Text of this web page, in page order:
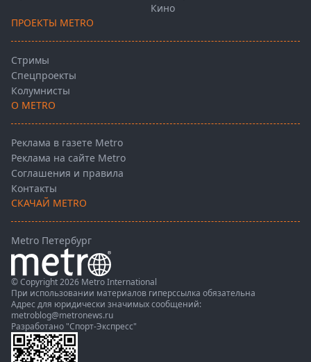
Кино
ПРОЕКТЫ METRO
Стримы
Спецпроекты
Колумнисты
О METRO
Реклама в газете Metro
Реклама на сайте Metro
Соглашения и правила
Контакты
СКАЧАЙ METRO
Metro Петербург
© Copyright 2026 Metro International
При использовании материалов гиперссылка обязательна
Адрес для юридически значимых сообщений:
metroblog@metronews.ru
Разработано "Спорт-Экспресс"